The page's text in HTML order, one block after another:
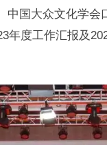
国大众文化学会
年度工作汇报及